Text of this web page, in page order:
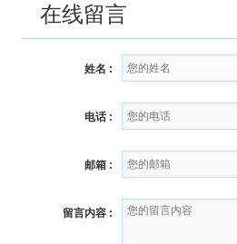
在线留言
姓名 :
电话 :
邮箱 :
留言内容 :